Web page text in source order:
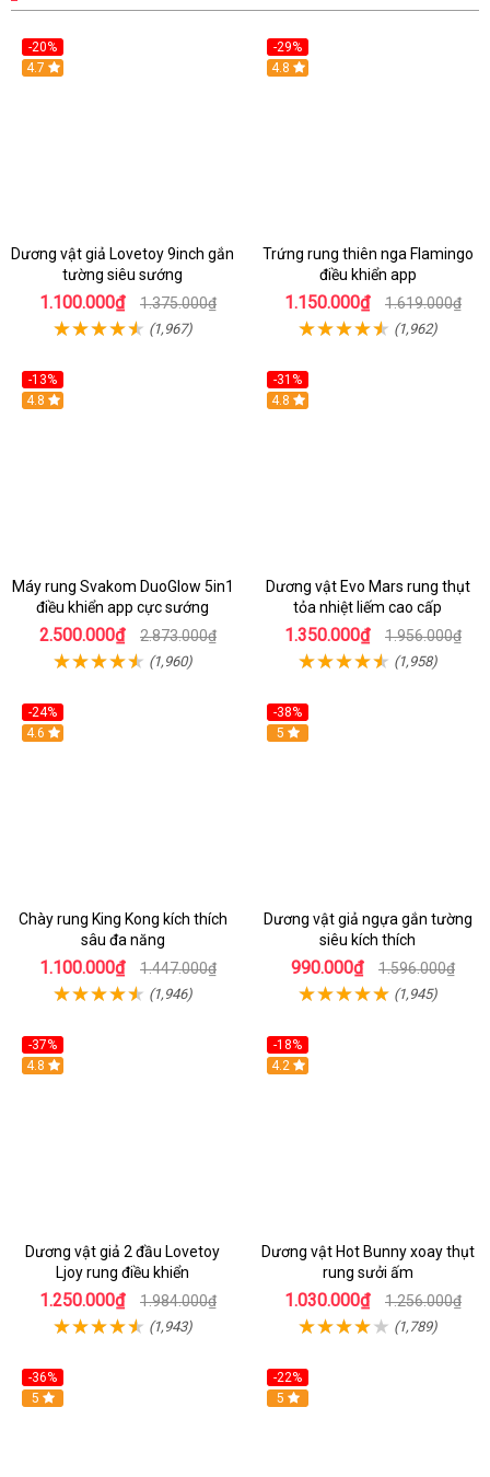
-20%
Hot
4.7
Dương vật giả Lovetoy 9inch gắn
tường siêu sướng
1.100.000₫ 1.375.000₫
(1,967)
-29%
Hot
4.8
Trứng rung thiên nga Flamingo
điều khiển app
1.150.000₫ 1.619.000₫
(1,962)
-13%
4.8
Máy rung Svakom DuoGlow 5in1
điều khiển app cực sướng
2.500.000₫ 2.873.000₫
(1,960)
-31%
4.8
Dương vật Evo Mars rung thụt
tỏa nhiệt liếm cao cấp
1.350.000₫ 1.956.000₫
(1,958)
-24%
4.6
Chày rung King Kong kích thích
sâu đa năng
1.100.000₫ 1.447.000₫
(1,946)
-38%
Hot
5
Dương vật giả ngựa gắn tường
siêu kích thích
990.000₫ 1.596.000₫
(1,945)
-37%
Hot
4.8
Dương vật giả 2 đầu Lovetoy
Ljoy rung điều khiển
1.250.000₫ 1.984.000₫
(1,943)
-18%
Hot
4.2
Dương vật Hot Bunny xoay thụt
rung sưởi ấm
1.030.000₫ 1.256.000₫
(1,789)
-36%
Hot
5
-22%
Hot
5